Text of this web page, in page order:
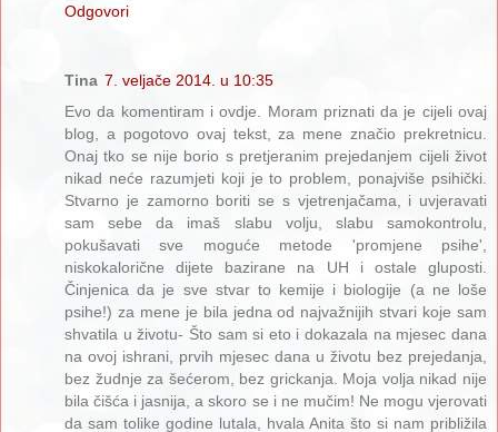
Odgovori
Tina 7. veljače 2014. u 10:35
Evo da komentiram i ovdje. Moram priznati da je cijeli ovaj
blog, a pogotovo ovaj tekst, za mene značio prekretnicu.
Onaj tko se nije borio s pretjeranim prejedanjem cijeli život
nikad neće razumjeti koji je to problem, ponajviše psihički.
Stvarno je zamorno boriti se s vjetrenjačama, i uvjeravati
sam sebe da imaš slabu volju, slabu samokontrolu,
pokušavati sve moguće metode 'promjene psihe',
niskokalorične dijete bazirane na UH i ostale gluposti.
Činjenica da je sve stvar to kemije i biologije (a ne loše
psihe!) za mene je bila jedna od najvažnijih stvari koje sam
shvatila u životu- Što sam si eto i dokazala na mjesec dana
na ovoj ishrani, prvih mjesec dana u životu bez prejedanja,
bez žudnje za šećerom, bez grickanja. Moja volja nikad nije
bila čišća i jasnija, a skoro se i ne mučim! Ne mogu vjerovati
da sam tolike godine lutala, hvala Anita što si nam približila